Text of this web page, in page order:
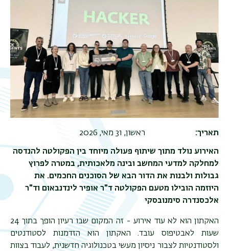
תאריך ראשון, 31 מאי, 2026
האירוע נולד מתוך שיתוף פעולה מיוחד בין הפקולטה להנדסה
למחלקה למדעי המחשב ובינה מלאכותית, במטרה לפרוץ
גבולות ולבנות את הדור הבא של הסוכנים החכמים. את
היוזמה הובילו מטעם הפקולטה ד"ר אופיר לינדנבאום וד"ר
אלכסנדרה סימנובסקי
האקתון הוא לא עוד אירוע - זה המקום שבו רעיון הופך בתוך 24
שעות לאבטיפוס עובד. האקתון הוא הזדמנות לסטודנטים
ולסטודנטיות לצבור ניסיון מעשי בטכנולוגיה חדשנית, לעבוד בצוות